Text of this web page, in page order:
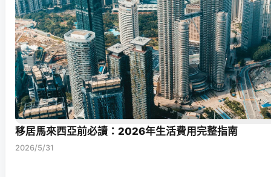
移居馬來西亞前必讀：2026年生活費用完整指南
2026/5/31